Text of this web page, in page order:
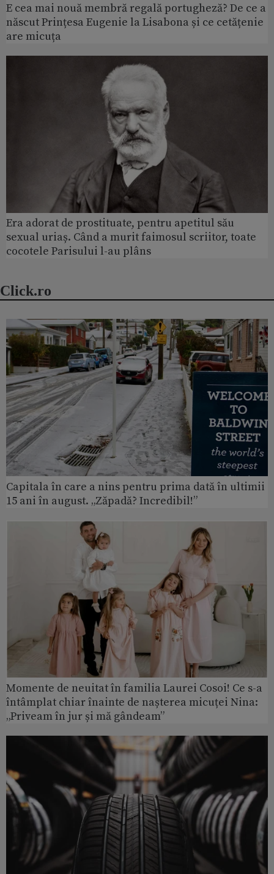
E cea mai nouă membră regală portugheză? De ce a
născut Prințesa Eugenie la Lisabona și ce cetățenie
are micuța
Era adorat de prostituate, pentru apetitul său
sexual uriaș. Când a murit faimosul scriitor, toate
cocotele Parisului l-au plâns
Click.ro
Capitala în care a nins pentru prima dată în ultimii
15 ani în august. „Zăpadă? Incredibil!”
Momente de neuitat în familia Laurei Cosoi! Ce s-a
întâmplat chiar înainte de nașterea micuței Nina:
„Priveam în jur și mă gândeam”